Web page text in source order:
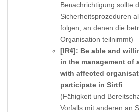
Benachrichtigung sollte
Sicherheitsprozeduren
folgen, an denen die
Organisation teilnimmt)
[IR4]: Be able and
in the management of
with affected
participate in Sirtfi
(Fähigkeit und
Vorfalls mit anderen an